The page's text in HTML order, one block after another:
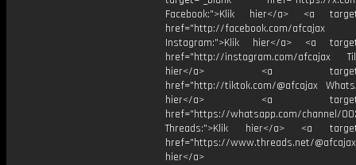
Facebook:">Klik hier</a> <a
href="http://facebook.com/afcajax
Instagram:">Klik hier</a> <a
href="http://instagram.com/afcajax
hier</a> <a
href="http://tiktok.com/@afcajax
hier</a> <a
href="https://whatsapp.com/channel/
Threads:">Klik hier</a> <a
href="https://www.threads.net/
hier</a>